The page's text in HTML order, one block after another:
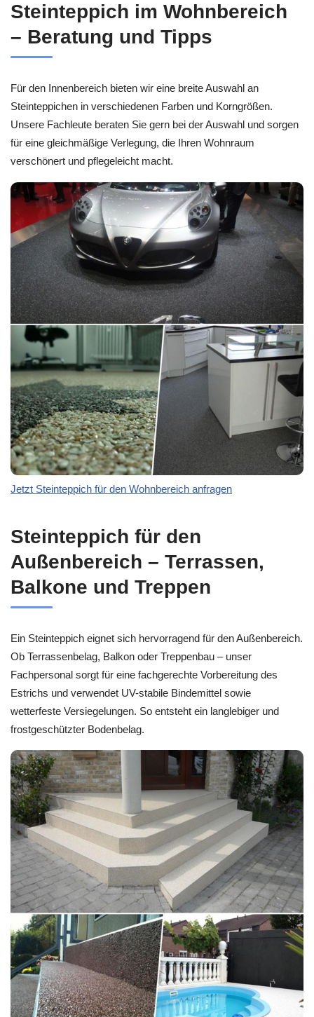
Steinteppich im Wohnbereich
– Beratung und Tipps
Für den Innenbereich bieten wir eine breite Auswahl an
Steinteppichen in verschiedenen Farben und Korngrößen.
Unsere Fachleute beraten Sie gern bei der Auswahl und sorgen
für eine gleichmäßige Verlegung, die Ihren Wohnraum
verschönert und pflegeleicht macht.
Jetzt Steinteppich für den Wohnbereich anfragen
Steinteppich für den
Außenbereich – Terrassen,
Balkone und Treppen
Ein Steinteppich eignet sich hervorragend für den Außenbereich.
Ob Terrassenbelag, Balkon oder Treppenbau – unser
Fachpersonal sorgt für eine fachgerechte Vorbereitung des
Estrichs und verwendet UV-stabile Bindemittel sowie
wetterfeste Versiegelungen. So entsteht ein langlebiger und
frostgeschützter Bodenbelag.